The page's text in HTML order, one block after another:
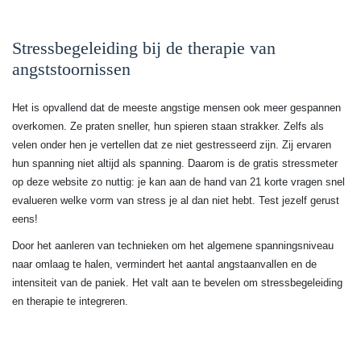
Stressbegeleiding bij de therapie van
angststoornissen
Het is opvallend dat de meeste angstige mensen ook meer gespannen
overkomen. Ze praten sneller, hun spieren staan strakker. Zelfs als
velen onder hen je vertellen dat ze niet gestresseerd zijn. Zij ervaren
hun spanning niet altijd als spanning. Daarom is de gratis stressmeter
op deze website zo nuttig: je kan aan de hand van 21 korte vragen snel
evalueren welke vorm van stress je al dan niet hebt. Test jezelf gerust
eens!
Door het aanleren van technieken om het algemene spanningsniveau
naar omlaag te halen, vermindert het aantal angstaanvallen en de
intensiteit van de paniek. Het valt aan te bevelen om stressbegeleiding
en therapie te integreren.